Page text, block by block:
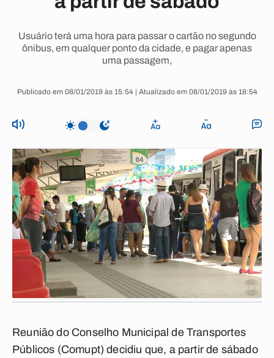
Usuário terá uma hora para passar o cartão no segundo
ônibus, em qualquer ponto da cidade, e pagar apenas
uma passagem,
Publicado em 08/01/2019 às 15:54 | Atualizado em 08/01/2019 às 18:54
Reunião do Conselho Municipal de Transportes
Públicos (Comupt) decidiu que, a partir de sábado